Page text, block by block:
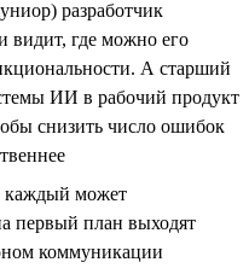
разработчик
видит, где можно его
А старший
ИИ в рабочий продукт
снизить число ошибок
каждый может
первый план выходят
коммуникации